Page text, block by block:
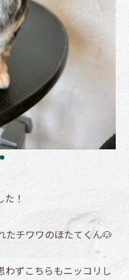
！
たチワワのほたてくん🐶
わずこちらもニッコリし